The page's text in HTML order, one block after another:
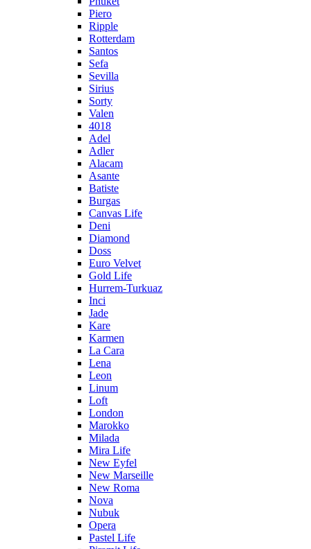
Piero
Ripple
Rotterdam
Santos
Sefa
Sevilla
Sirius
Sorty
Valen
4018
Adel
Adler
Alacam
Asante
Batiste
Burgas
Canvas Life
Deni
Diamond
Doss
Euro Velvet
Gold Life
Hurrem-Turkuaz
Inci
Jade
Kare
Karmen
La Cara
Lena
Leon
Linum
Loft
London
Marokko
Milada
Mira Life
New Eyfel
New Marseille
New Roma
Nova
Nubuk
Opera
Pastel Life